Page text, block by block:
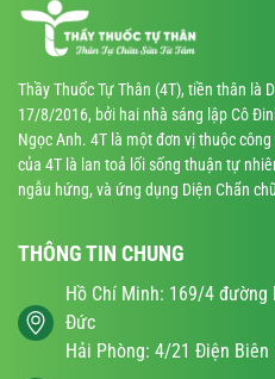
Thầy Thuốc Tự Thân (4T), tiền thân là
17/8/2016, bởi hai nhà sáng lập Cô
Ngọc Anh. 4T là một đơn vị thuộc
của 4T là lan toả lối sống thuận tự
ngẫu hứng, và ứng dụng Diện Chẩn
THÔNG TIN CHUNG
Hồ Chí Minh: 169/4 đường
Đức
Hải Phòng: 4/21 Điện Biên